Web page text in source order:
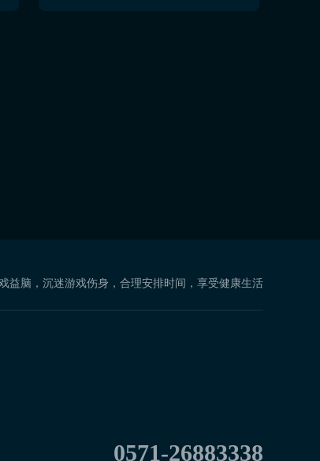
益脑，沉迷游戏伤身，合理安排时间，享受健康生活
0571-26883338